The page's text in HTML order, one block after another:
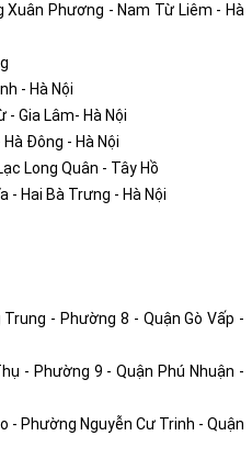
Xuân Phương - Nam Từ Liêm - Hà
- Hà Nội
- Gia Lâm- Hà Nội
Đông - Hà Nội
Long Quân - Tây Hồ
- Hai Bà Trưng - Hà Nội
- Phường 8 - Quận Gò Vấp -
- Phường 9 - Quận Phú Nhuận -
- Phường Nguyễn Cư Trinh - Quận